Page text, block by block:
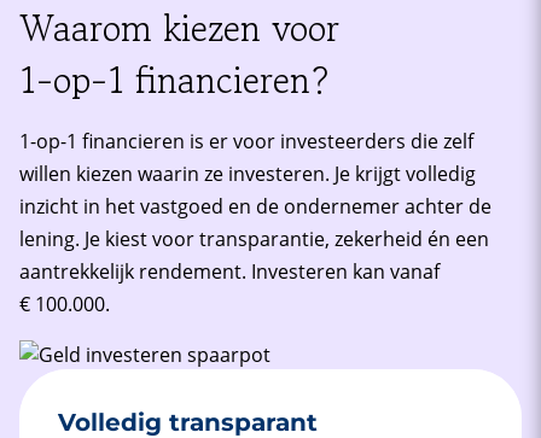
Waarom kiezen voor
1-op-1 financieren?
1-op-1 financieren is er voor investeerders die zelf
willen kiezen waarin ze investeren. Je krijgt volledig
inzicht in het vastgoed en de ondernemer achter de
lening. Je kiest voor transparantie, zekerheid én een
aantrekkelijk rendement. Investeren kan vanaf
€ 100.000.
Volledig transparant